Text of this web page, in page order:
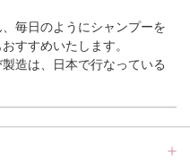
毎日のようにシャンプーを
すすめいたします。
造は、日本で行なっている